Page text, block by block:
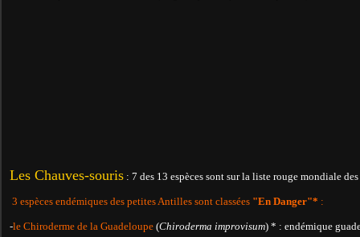
Les Chauves-souris : 7 des 13 espèces sont sur la liste rouge mondiale
3 espèces endémiques des petites Antilles sont classées "En Danger"* :
-le Chiroderme de la Guadeloupe (Chiroderma improvisum) * : endémique